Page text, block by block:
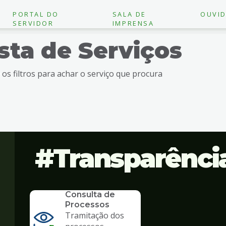
PORTAL DO
SERVIDOR
SALA DE
IMPRENSA
de Serviços
os filtros para achar o serviço que procura
Consulta de
Processos
Tramitação dos